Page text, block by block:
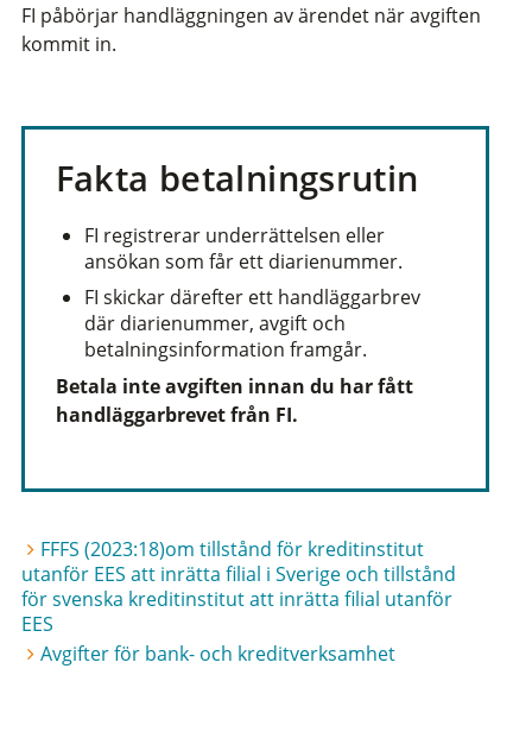
FI påbörjar handläggningen av ärendet när avgiften
kommit in.
Fakta betalningsrutin
FI registrerar underrättelsen eller
ansökan som får ett diarienummer.
FI skickar därefter ett handläggarbrev
där diarienummer, avgift och
betalningsinformation framgår.
Betala inte avgiften innan du har fått
handläggarbrevet från FI.
FFFS (2023:18)om tillstånd för kreditinstitut
utanför EES att inrätta filial i Sverige och tillstånd
för svenska kreditinstitut att inrätta filial utanför
EES
Avgifter för bank- och kreditverksamhet